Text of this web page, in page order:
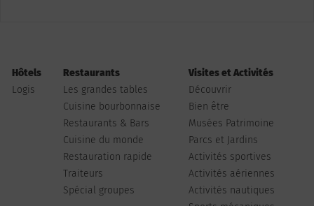
Hôtels
Logis
Restaurants
Les grandes tables
Cuisine bourbonnaise
Restaurants & Bars
Cuisine du monde
Restauration rapide
Traiteurs
Spécial groupes
Visites et Activités
Découvrir
Bien être
Musées Patrimoine
Parcs et Jardins
Activités sportives
Activités aériennes
Activités nautiques